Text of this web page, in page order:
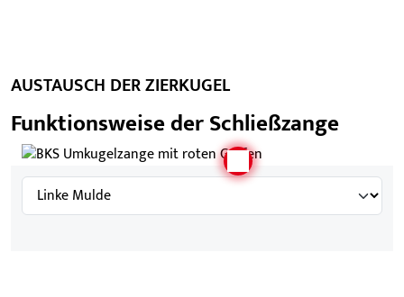
AUSTAUSCH DER ZIERKUGEL
Funktionsweise der Schließzange